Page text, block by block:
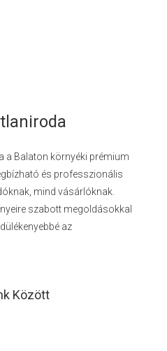
a Balaton környéki prémium
és professzionális
mind vásárlóknak.
szabott megoldásokkal
az
Között